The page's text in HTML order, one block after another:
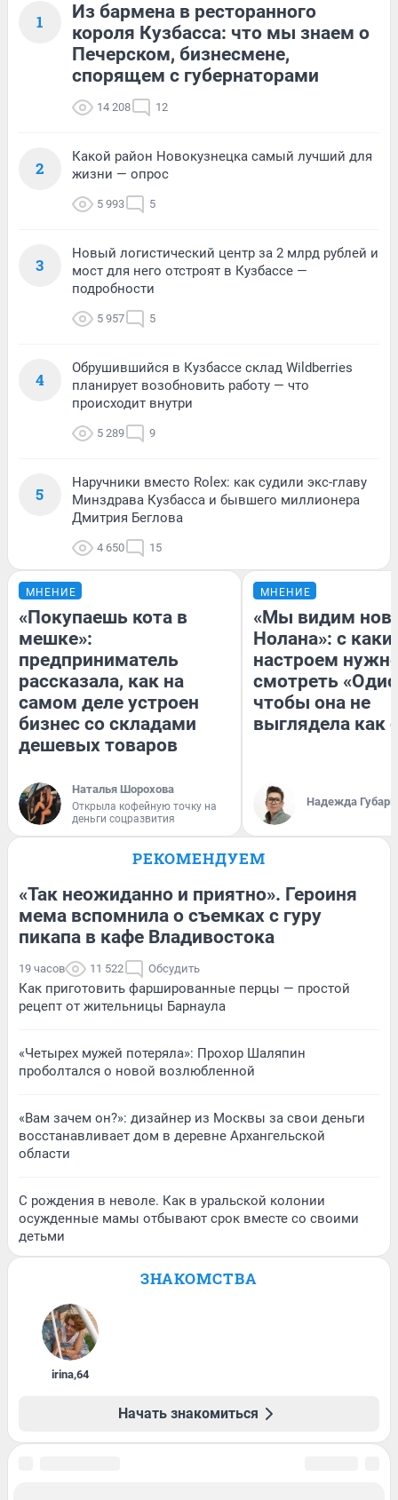
1
Из бармена в ресторанного
короля Кузбасса: что мы знаем о
Печерском, бизнесмене,
спорящем с губернаторами
14 208 12
2
Какой район Новокузнецка самый лучший для
жизни — опрос
5 993 5
3
Новый логистический центр за 2 млрд рублей и
мост для него отстроят в Кузбассе —
подробности
5 957 5
4
Обрушившийся в Кузбассе склад Wildberries
планирует возобновить работу — что
происходит внутри
5 289 9
5
Наручники вместо Rolex: как судили экс-главу
Минздрава Кузбасса и бывшего миллионера
Дмитрия Беглова
4 650 15
МНЕНИЕ
«Покупаешь кота в
мешке»:
предприниматель
рассказала, как на
самом деле устроен
бизнес со складами
дешевых товаров
Наталья Шорохова
Открыла кофейную точку на
деньги соцразвития
МНЕНИЕ
«Мы видим
Нолана»: с
настроем
смотреть
чтобы она не
выглядела как
Надежда Губарь
РЕКОМЕНДУЕМ
«Так неожиданно и приятно». Героиня
мема вспомнила о съемках с гуру
пикапа в кафе Владивостока
19 часов 11 522 Обсудить
Как приготовить фаршированные перцы — простой
рецепт от жительницы Барнаула
«Четырех мужей потеряла»: Прохор Шаляпин
проболтался о новой возлюбленной
«Вам зачем он?»: дизайнер из Москвы за свои деньги
восстанавливает дом в деревне Архангельской
области
С рождения в неволе. Как в уральской колонии
осужденные мамы отбывают срок вместе со своими
детьми
ЗНАКОМСТВА
irina,64
Начать знакомиться